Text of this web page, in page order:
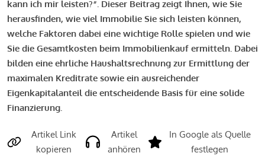
kann ich mir leisten?“. Dieser Beitrag zeigt Ihnen, wie Sie
herausfinden, wie viel Immobilie Sie sich leisten können,
welche Faktoren dabei eine wichtige Rolle spielen und wie
Sie die Gesamtkosten beim Immobilienkauf ermitteln. Dabei
bilden eine ehrliche Haushaltsrechnung zur Ermittlung der
maximalen Kreditrate sowie ein ausreichender
Eigenkapitalanteil die entscheidende Basis für eine solide
Finanzierung.
Artikel Link
kopieren
Artikel
anhören
In Google als Quelle
festlegen